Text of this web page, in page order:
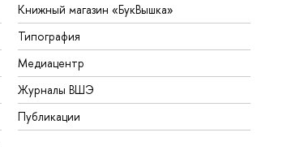
Книжный магазин «БукВышка»
Типография
Медиацентр
Журналы ВШЭ
Публикации